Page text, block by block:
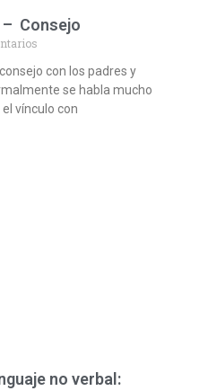
– Consejo
con los padres y
se habla mucho
vínculo con
no verbal: